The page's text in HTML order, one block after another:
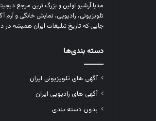
مدیا آرشیو اولین و بزرگ‌ ترین مرجع
تلویزیونی، رادیویی، نمایش خانگی و
جایی که تاریخ تبلیغات ایران همیشه
دسته بندی‌ها
آگهی های تلویزیونی ایران
آگهی های رادیویی ایران
بدون دسته بندی